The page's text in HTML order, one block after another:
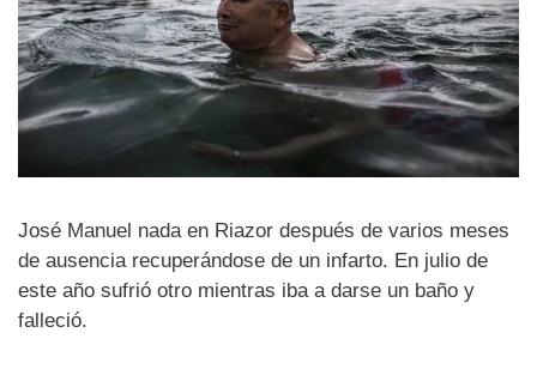
José Manuel nada en Riazor después de varios meses
de ausencia recuperándose de un infarto. En julio de
este año sufrió otro mientras iba a darse un baño y
falleció.